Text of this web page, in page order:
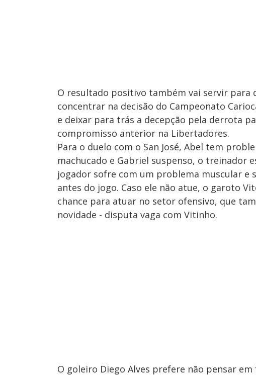
O resultado positivo também vai servir para
concentrar na decisão do Campeonato
e deixar para trás a decepção pela derrota
compromisso anterior na Libertadores.
Para o duelo com o San José, Abel tem
machucado e Gabriel suspenso, o treinador
jogador sofre com um problema muscular e
antes do jogo. Caso ele não atue, o garoto
chance para atuar no setor ofensivo, que
novidade - disputa vaga com Vitinho.
O goleiro Diego Alves prefere não pensar